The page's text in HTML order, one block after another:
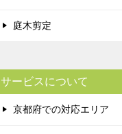
庭木剪定
サービスについて
京都府での対応エリア